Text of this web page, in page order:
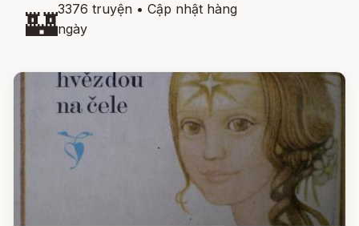
🏰3376 truyện • Cập nhật hàng
ngày